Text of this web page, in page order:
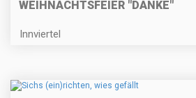
WEIHNACHTSFEIER "DANKE"
Innviertel